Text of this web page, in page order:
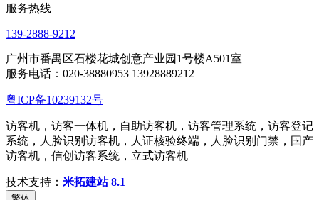
服务热线
139-2888-9212
广州市番禺区石楼花城创意产业园1号楼A501室
服务电话：020-38880953 13928889212
粤ICP备10239132号
访客机，访客一体机，自助访客机，访客管理系统，访客登记
系统，人脸识别访客机，人证核验终端，人脸识别门禁，国产
访客机，信创访客系统，立式访客机
技术支持： 米拓建站 8.1